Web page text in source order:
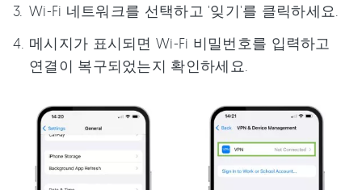
Wi-Fi 네트워크를 선택하고 '잊기'를 클릭하세요.
메시지가 표시되면 Wi-Fi 비밀번호를 입력하고
연결이 복구되었는지 확인하세요.